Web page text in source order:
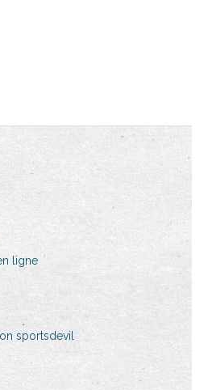
ligne
sportsdevil